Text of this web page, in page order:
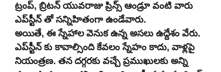
ట్రంప్, బ్రిటన్ యువరాజు ప్రిన్స్ ఆండ్రూ వంటి వారు
ఎప్‌స్టీన్ తో సన్నిహితంగా ఉండేవారు.
అయితే, ఈ స్నేహాల వెనుక ఉన్న అసలు ఉద్దేశం వేరు.
ఎప్‌స్టీన్ కు కావాల్సింది కేవలం స్నేహం కాదు, వాళ్లపై
నియంత్రణ. తన దగ్గరకు వచ్చే ప్రముఖులకు అన్ని